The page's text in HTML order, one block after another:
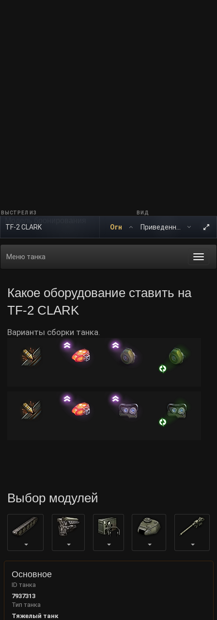
ВЫСТРЕЛ ИЗ
TF-2 CLARK Огн
ВИД
Меню танка
Какое оборудование ставить на
TF-2 CLARK
Варианты сборки танка.
Выбор модулей
Основное
ID танка
7937313
Тип танка
Тяжелый танк